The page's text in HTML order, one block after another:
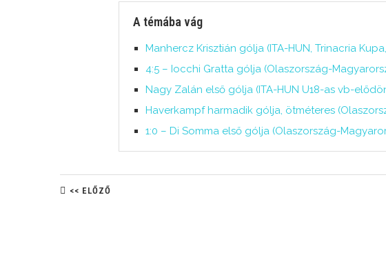
A témába vág
Manhercz Krisztián gólja (ITA-HUN, Trinacria
4:5 – Iocchi Gratta gólja (Olaszország-
Nagy Zalán első gólja (ITA-HUN U18-as vb-
Haverkampf harmadik gólja, ötméteres
1:0 – Di Somma első gólja (Olaszország-
<< ELŐZŐ